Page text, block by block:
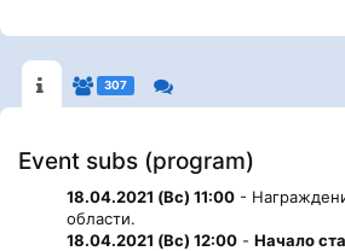
307
Event subs (program)
18.04.2021 (Вс) 11:00 -
области.
18.04.2021 (Вс) 12:00 - Начало